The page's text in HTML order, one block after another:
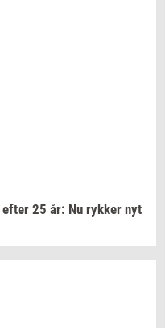
efter 25 år: Nu ryk­ker nyt